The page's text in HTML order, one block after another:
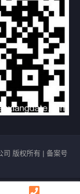
年度荣誉，持续引
器国产服务器
企业网络技
司 版权所有 | 备案号